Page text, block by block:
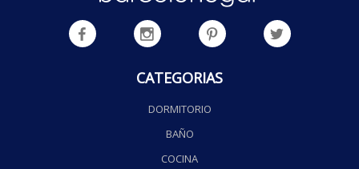
CATEGORIAS
DORMITORIO
BAÑO
COCINA